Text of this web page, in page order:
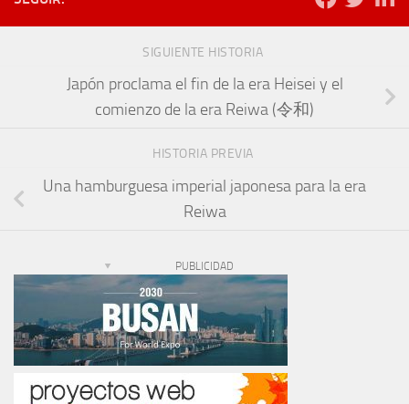
SIGUIENTE HISTORIA
Japón proclama el fin de la era Heisei y el
comienzo de la era Reiwa (令和)
HISTORIA PREVIA
Una hamburguesa imperial japonesa para la era
Reiwa
PUBLICIDAD